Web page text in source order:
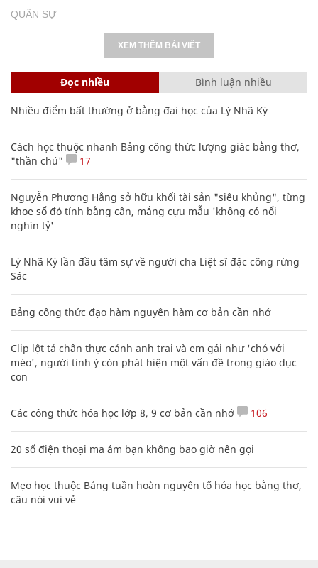
QUÂN SỰ
XEM THÊM BÀI VIẾT
Đọc nhiều Bình luận nhiều
Nhiều điểm bất thường ở bằng đại học của Lý Nhã Kỳ
Cách học thuộc nhanh Bảng công thức lượng giác bằng thơ,
"thần chú"
17
Nguyễn Phương Hằng sở hữu khối tài sản "siêu khủng", từng
khoe sổ đỏ tính bằng cân, mắng cựu mẫu 'không có nổi
nghìn tỷ'
Lý Nhã Kỳ lần đầu tâm sự về người cha Liệt sĩ đặc công rừng
Sác
Bảng công thức đạo hàm nguyên hàm cơ bản cần nhớ
Clip lột tả chân thực cảnh anh trai và em gái như 'chó với
mèo', người tinh ý còn phát hiện một vấn đề trong giáo dục
con
Các công thức hóa học lớp 8, 9 cơ bản cần nhớ 106
20 số điện thoại ma ám bạn không bao giờ nên gọi
Mẹo học thuộc Bảng tuần hoàn nguyên tố hóa học bằng thơ,
câu nói vui vẻ